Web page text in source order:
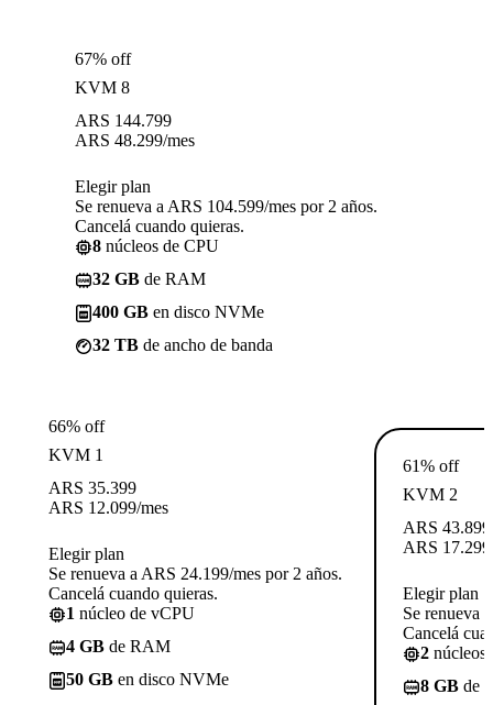
67% off
KVM 8
ARS 144.799
ARS 48.299/mes
Elegir plan
Se renueva a ARS 104.599/mes por 2 años.
Cancelá cuando quieras.
8 núcleos de CPU
32 GB de RAM
400 GB en disco NVMe
32 TB de ancho de banda
66% off
KVM 1
ARS 35.399
ARS 12.099/mes
Elegir plan
Se renueva a ARS 24.199/mes por 2 años.
Cancelá cuando quieras.
1 núcleo de vCPU
4 GB de RAM
50 GB en disco NVMe
61% off
KVM 2
ARS 43.899
ARS 17.299
Elegir plan
Se renueva
Cancelá
2 núcleos
8 GB de